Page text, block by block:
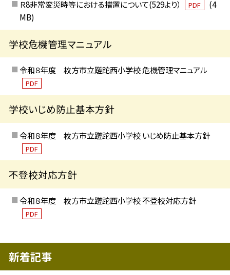
Ｒ8非常変災時等における措置について(529より） PDF
(4
MB)
学校危機管理マニュアル
令和８年度 枚方市立蹉跎西小学校 危機管理マニュアル
PDF
学校いじめ防止基本方針
令和８年度 枚方市立蹉跎西小学校 いじめ防止基本方針
PDF
不登校対応方針
令和８年度 枚方市立蹉跎西小学校 不登校対応方針
PDF
新着記事